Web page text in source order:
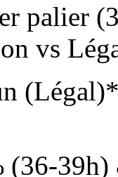
palier
vs